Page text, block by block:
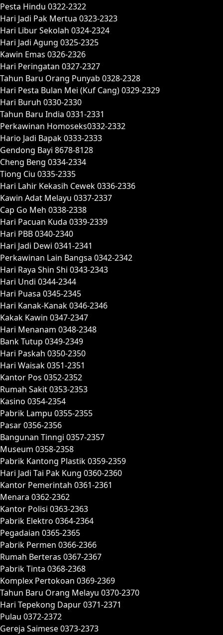
Pesta Hindu 0322-2322
Hari Jadi Pak Mertua 0323-2323
Hari Libur Sekolah 0324-2324
Hari Jadi Agung 0325-2325
Kawin Emas 0326-2326
Hari Peringatan 0327-2327
Tahun Baru Orang Punyab 0328-2328
Hari Pesta Bulan Mei (Kuf Cang) 0329-2329
Hari Buruh 0330-2330
Tahun Baru India 0331-2331
Perkawinan Homoseks0332-2332
Hario Jadi Bapak 0333-2333
Gendong Bayi 8678-8128
Cheng Beng 0334-2334
Tiong Ciu 0335-2335
Hari Lahir Kekasih Cewek 0336-2336
Kawin Adat Melayu 0337-2337
Cap Go Meh 0338-2338
Hari Pacuan Kuda 0339-2339
Hari PBB 0340-2340
Hari Jadi Dewi 0341-2341
Perkawinan Lain Bangsa 0342-2342
Hari Raya Shin Shi 0343-2343
Hari Undi 0344-2344
Hari Puasa 0345-2345
Hari Kanak-Kanak 0346-2346
Kakak Kawin 0347-2347
Hari Menanam 0348-2348
Bank Tutup 0349-2349
Hari Paskah 0350-2350
Hari Waisak 0351-2351
Kantor Pos 0352-2352
Rumah Sakit 0353-2353
Kasino 0354-2354
Pabrik Lampu 0355-2355
Pasar 0356-2356
Bangunan Tinngi 0357-2357
Museum 0358-2358
Pabrik Kantong Plastik 0359-2359
Hari Jadi Tai Pak Kung 0360-2360
Kantor Pemerintah 0361-2361
Menara 0362-2362
Kantor Polisi 0363-2363
Pabrik Elektro 0364-2364
Pegadaian 0365-2365
Pabrik Permen 0366-2366
Rumah Berteras 0367-2367
Pabrik Tinta 0368-2368
Komplex Pertokoan 0369-2369
Tahun Baru Orang Melayu 0370-2370
Hari Tepekong Dapur 0371-2371
Pulau 0372-2372
Gereja Saimese 0373-2373